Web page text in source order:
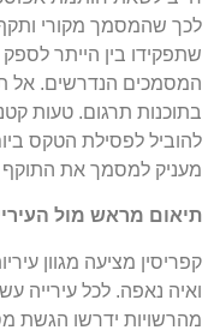
לכך שהמסמך מקורי
שתפקידו בין הייתר לספק
המסמכים הנדרשים. אל
בתוכנות תרגום. טעות
להוביל לפסילת הטקס
מעניק למסמך את התוקף
תיאום מראש מול
קפריסין מציעה מגוון
ואיה נאפה. לכל עירייה
מהרשויות ידרשו הגשת